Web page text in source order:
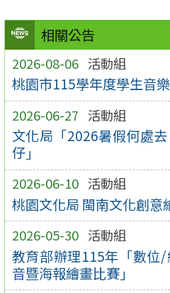
相關公告
2026-08-06 活動組
桃園市115學年度學生音
2026-06-27 活動組
文化局「2026暑假何處
仔」
2026-06-10 活動組
桃園文化局 閩南文化創意
2026-05-30 活動組
教育部辦理115年「數位
音暨海報繪畫比賽」